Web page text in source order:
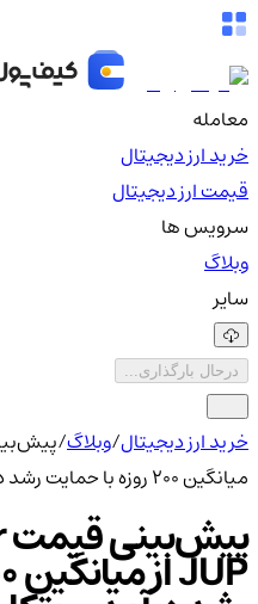
معامله
خرید ارز دیجیتال
قیمت ارز دیجیتال
سرویس ها
وبلاگ
سایر
درحال بارگذاری...
خرید ارز دیجیتال/وبلاگ/
میانگین 200 روزه با حمایت رشد درآمد پروتکل